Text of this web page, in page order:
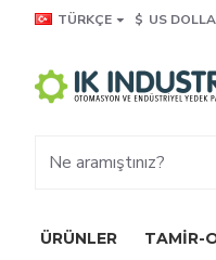
TÜRKÇE $ US
ÜRÜNLER TAMİR-